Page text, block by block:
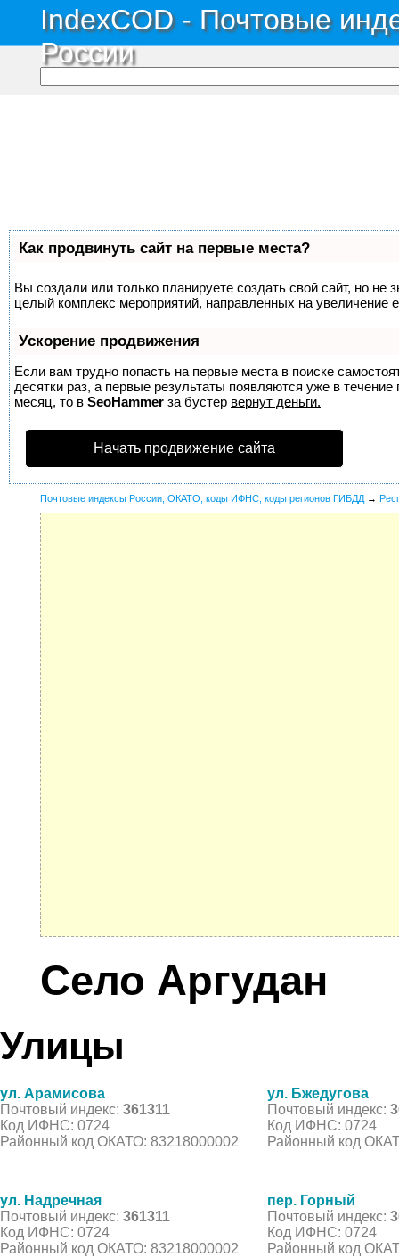
IndexCOD - Почтовые
России
Как продвинуть сайт на первые места?
Вы создали или только планируете создать свой сайт, но не
целый комплекс мероприятий, направленных на увеличение
Ускорение продвижения
Если вам трудно попасть на первые места в поиске
десятки раз, а первые результаты появляются уже в
месяц, то в SeoHammer за бустер вернут деньги.
Начать продвижение сайта
Почтовые индексы России, ОКАТО, коды ИФНС, коды регионов ГИБДД →
Село Аргудан
Улицы
ул. Арамисова
Почтовый индекс: 361311
Код ИФНС: 0724
Районный код ОКАТО: 83218000002
ул. Бжедугова
Почтовый индекс:
Код ИФНС: 0724
Районный код
ул. Надречная
Почтовый индекс: 361311
Код ИФНС: 0724
Районный код ОКАТО: 83218000002
пер. Горный
Почтовый индекс:
Код ИФНС: 0724
Районный код